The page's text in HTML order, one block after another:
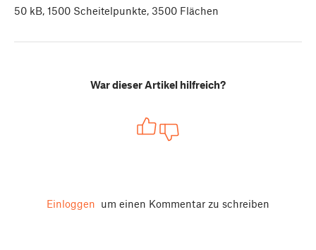
50 kB, 1500 Scheitelpunkte, 3500 Flächen
War dieser Artikel hilfreich?
Einloggen um einen Kommentar zu schreiben